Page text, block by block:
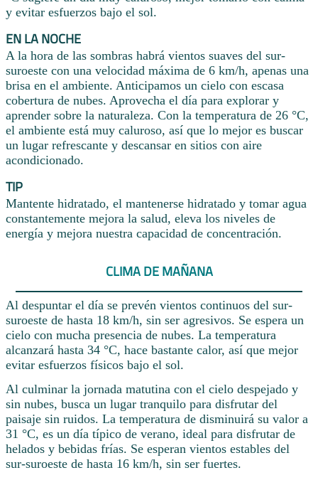
y evitar esfuerzos bajo el sol.
EN LA NOCHE
A la hora de las sombras habrá vientos suaves del sur-
suroeste con una velocidad máxima de 6 km/h, apenas una
brisa en el ambiente. Anticipamos un cielo con escasa
cobertura de nubes. Aprovecha el día para explorar y
aprender sobre la naturaleza. Con la temperatura de 26 °C,
el ambiente está muy caluroso, así que lo mejor es buscar
un lugar refrescante y descansar en sitios con aire
acondicionado.
TIP
Mantente hidratado, el mantenerse hidratado y tomar agua
constantemente mejora la salud, eleva los niveles de
energía y mejora nuestra capacidad de concentración.
CLIMA DE MAÑANA
Al despuntar el día se prevén vientos continuos del sur-
suroeste de hasta 18 km/h, sin ser agresivos. Se espera un
cielo con mucha presencia de nubes. La temperatura
alcanzará hasta 34 °C, hace bastante calor, así que mejor
evitar esfuerzos físicos bajo el sol.
Al culminar la jornada matutina con el cielo despejado y
sin nubes, busca un lugar tranquilo para disfrutar del
paisaje sin ruidos. La temperatura de disminuirá su valor a
31 °C, es un día típico de verano, ideal para disfrutar de
helados y bebidas frías. Se esperan vientos estables del
sur-suroeste de hasta 16 km/h, sin ser fuertes.